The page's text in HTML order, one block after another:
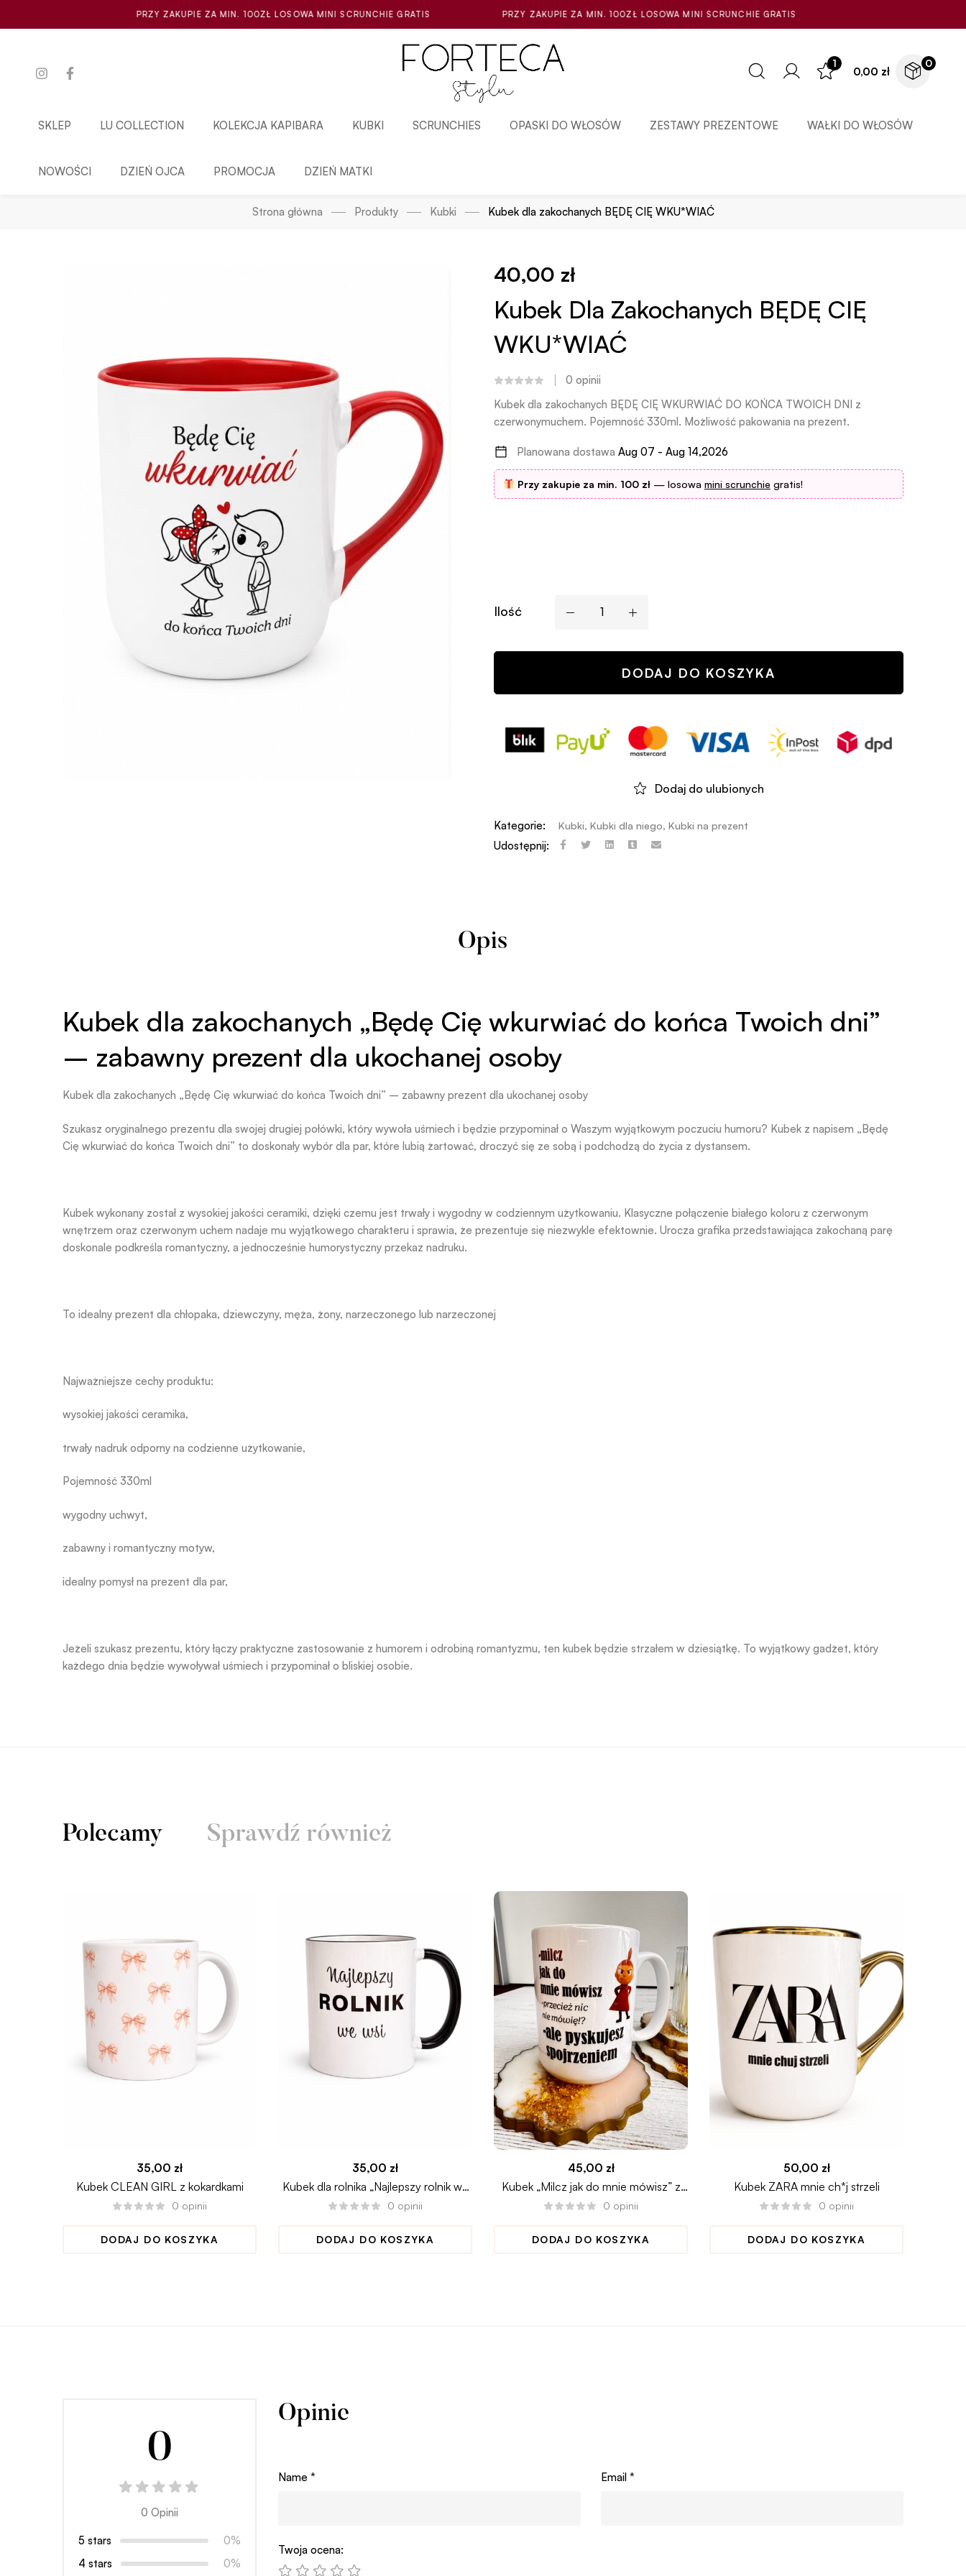
PRZY ZAKUPIE ZA MIN. 100ZŁ LOSOWA MINI SCRUNCHIE GRATIS PRZY ZAKUPIE ZA MIN. 100ZŁ LOSOWA MINI SCRUNCHIE GRATIS
1
0,00 zł
0
SKLEP LU COLLECTION KOLEKCJA KAPIBARA KUBKI SCRUNCHIES OPASKI DO WŁOSÓW ZESTAWY PREZENTOWE WAŁKI DO WŁOSÓW
NOWOŚCI DZIEŃ OJCA PROMOCJA DZIEŃ MATKI
Strona główna Produkty Kubki Kubek dla zakochanych BĘDĘ CIĘ WKU*WIAĆ
40,00 zł
Kubek Dla Zakochanych BĘDĘ CIĘ
WKU*WIAĆ
0 opinii
Kubek dla zakochanych BĘDĘ CIĘ WKURWIAĆ DO KOŃCA TWOICH DNI z
czerwonymuchem. Pojemność 330ml. Możliwość pakowania na prezent.
Planowana dostawa Aug 07 - Aug 14,2026
Przy zakupie za min. 100 zł— losowa mini scrunchie gratis!
Ilość
DODAJ DO KOSZYKA
Dodaj do ulubionych
Kategorie: Kubki, Kubki dla niego, Kubki na prezent
Udostępnij:
Opis
Kubek dla zakochanych „Będę Cię wkurwiać do końca Twoich dni”
– zabawny prezent dla ukochanej osoby
Kubek dla zakochanych „Będę Cię wkurwiać do końca Twoich dni” – zabawny prezent dla ukochanej osoby
Szukasz oryginalnego prezentu dla swojej drugiej połówki, który wywoła uśmiech i będzie przypominał o Waszym wyjątkowym poczuciu humoru? Kubek z napisem „Będę
Cię wkurwiać do końca Twoich dni” to doskonały wybór dla par, które lubią żartować, droczyć się ze sobą i podchodzą do życia z dystansem.
Kubek wykonany został z wysokiej jakości ceramiki, dzięki czemu jest trwały i wygodny w codziennym użytkowaniu. Klasyczne połączenie białego koloru z czerwonym
wnętrzem oraz czerwonym uchem nadaje mu wyjątkowego charakteru i sprawia, że prezentuje się niezwykle efektownie. Urocza grafika przedstawiająca zakochaną parę
doskonale podkreśla romantyczny, a jednocześnie humorystyczny przekaz nadruku.
To idealny prezent dla chłopaka, dziewczyny, męża, żony, narzeczonego lub narzeczonej
Najważniejsze cechy produktu:
wysokiej jakości ceramika,
trwały nadruk odporny na codzienne użytkowanie,
Pojemność 330ml
wygodny uchwyt,
zabawny i romantyczny motyw,
idealny pomysł na prezent dla par,
Jeżeli szukasz prezentu, który łączy praktyczne zastosowanie z humorem i odrobiną romantyzmu, ten kubek będzie strzałem w dziesiątkę. To wyjątkowy gadżet, który
każdego dnia będzie wywoływał uśmiech i przypominał o bliskiej osobie.
Polecamy Sprawdź również
35,00 zł
Kubek CLEAN GIRL z kokardkami
0 opinii
DODAJ DO KOSZYKA
35,00 zł
Kubek dla rolnika „Najlepszy rolnik we
wsi”
0 opinii
DODAJ DO KOSZYKA
45,00 zł
Kubek „Milcz jak do mnie mówisz” z
Małą Mi
0 opinii
DODAJ DO KOSZYKA
50,00 zł
Kubek ZARA mnie ch*j strzeli
0 opinii
DODAJ DO KOSZYKA
0
0 Opinii
5 stars
0%
4 stars
0%
Opinie
Name * Email *
Twoja ocena: